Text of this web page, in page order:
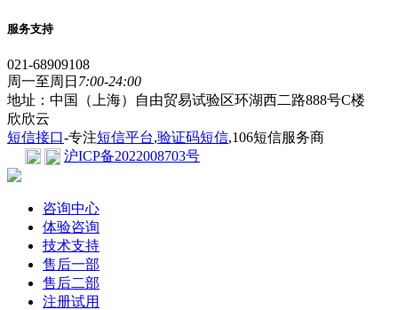
服务支持
021-68909108
周一至周日 7:00-24:00
地址：中国（上海）自由贸易试验区环湖西二路888号C楼
欣欣云
短信接口-专注短信平台,验证码短信,106短信服务商
沪ICP备2022008703号
咨询中心
体验咨询
技术支持
售后一部
售后二部
注册试用